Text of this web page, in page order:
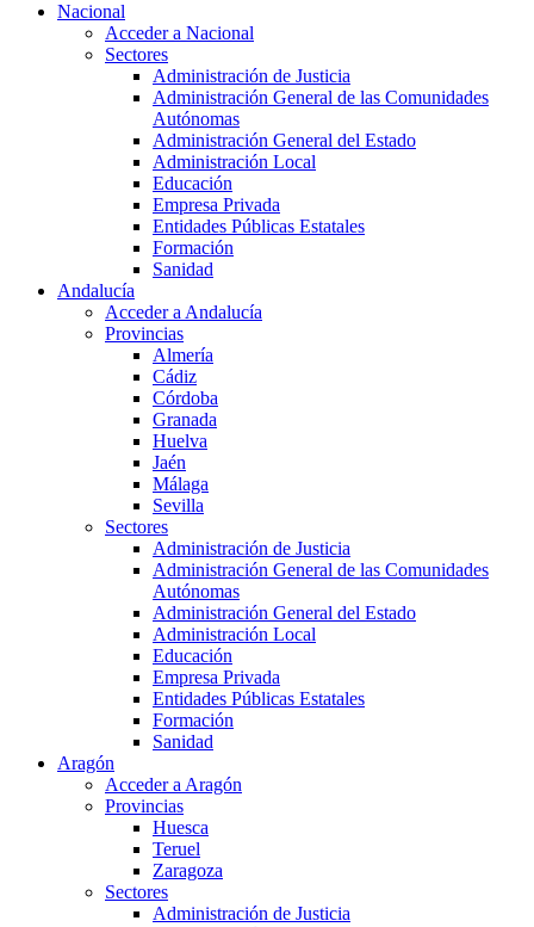
Nacional
Acceder a Nacional
Sectores
Administración de Justicia
Administración General de las Comunidades
Autónomas
Administración General del Estado
Administración Local
Educación
Empresa Privada
Entidades Públicas Estatales
Formación
Sanidad
Andalucía
Acceder a Andalucía
Provincias
Almería
Cádiz
Córdoba
Granada
Huelva
Jaén
Málaga
Sevilla
Sectores
Administración de Justicia
Administración General de las Comunidades
Autónomas
Administración General del Estado
Administración Local
Educación
Empresa Privada
Entidades Públicas Estatales
Formación
Sanidad
Aragón
Acceder a Aragón
Provincias
Huesca
Teruel
Zaragoza
Sectores
Administración de Justicia